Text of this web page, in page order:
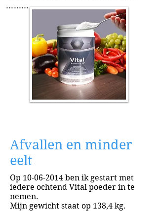
.........
Afvallen en minder
eelt
Op 10-06-2014 ben ik gestart met
iedere ochtend Vital poeder in te
nemen.
Mijn gewicht staat op 138,4 kg.